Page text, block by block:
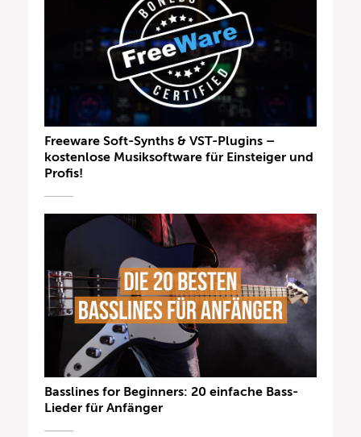
Freeware Soft-Synths & VST-Plugins –
kostenlose Musiksoftware für Einsteiger und
Profis!
Basslines for Beginners: 20 einfache Bass-
Lieder für Anfänger